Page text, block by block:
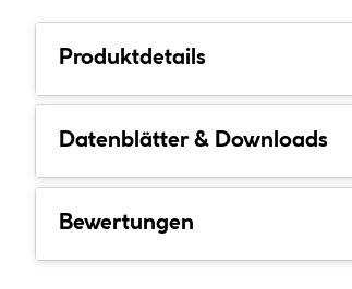
Produktdetails
Datenblätter & Downloads
Bewertungen